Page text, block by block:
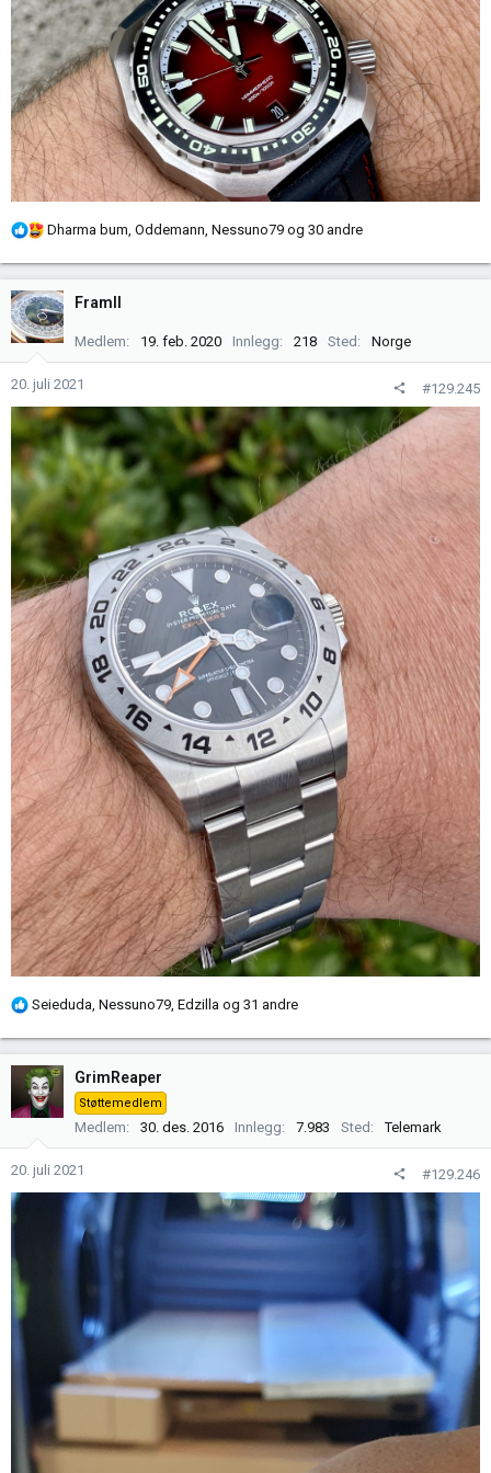
R
k
s
j
o
n
e
r
:
Dharma bum, Oddemann, Nessuno79 og 30 andre
FramII
Medlem 19. feb. 2020 Innlegg 218 Sted Norge
20. juli 2021 #129.245
R
k
s
j
e
Seieduda, Nessuno79, Edzilla og 31 andre
GrimReaper
Støttemedlem
Medlem 30. des. 2016 Innlegg 7.983 Sted Telemark
20. juli 2021 #129.246